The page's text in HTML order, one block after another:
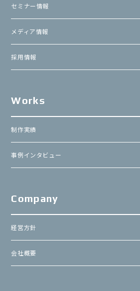
セミナー情報
メディア情報
採用情報
Works
制作実績
事例インタビュー
Company
経営方針
会社概要